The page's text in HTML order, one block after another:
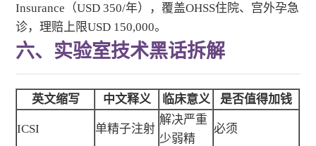
Insurance（USD 350/年），覆盖OHSS住院、宫外孕急
诊，理赔上限USD 150,000。
六、实验室技术黑话拆解
英文缩写 中文释义 临床意义 是否值得加钱
ICSI 单精子注射
解决严重
少弱精
必须